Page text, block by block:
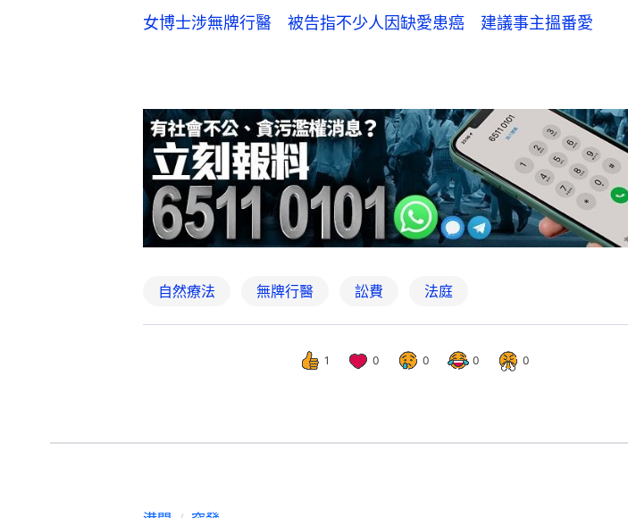
女博士涉無牌行醫 被告指不少人因缺愛患癌 建議事主搵番愛
自然療法 無牌行醫 訟費 法庭
1 0 0 0 0